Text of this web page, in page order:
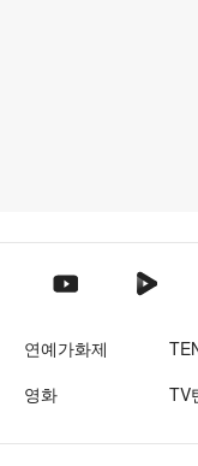
텐아시아 유튜브
텐아시
연예가화제
영화
TV